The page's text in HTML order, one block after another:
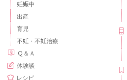
妊娠中
出産
育児
不妊・不妊治療
Ｑ＆Ａ
体験談
レシピ